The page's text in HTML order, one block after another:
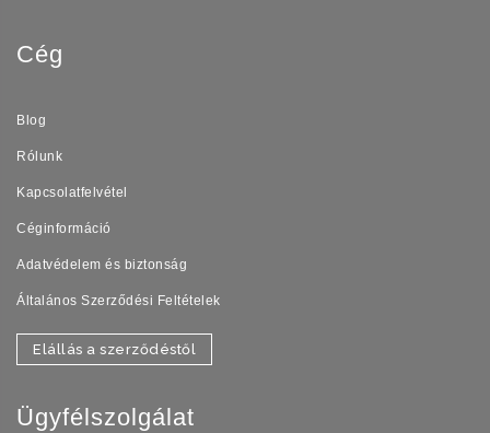
Cég
Blog
Rólunk
Kapcsolatfelvétel
Céginformáció
Adatvédelem és biztonság
Általános Szerződési Feltételek
Elállás a szerződéstől
Ügyfélszolgálat